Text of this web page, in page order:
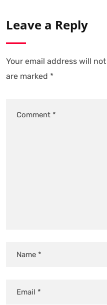
Leave a Reply
Your email address will
are marked *